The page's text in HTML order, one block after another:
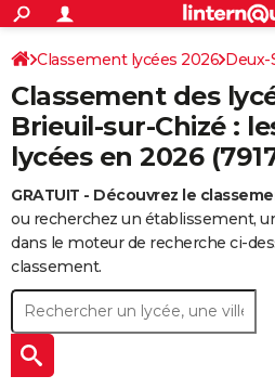
ACTUALITÉS
Politique
Société
Faits Divers
Education
Monde
Villes
+
SPORT
Coupe du monde 2026
Football
Tennis
Cyclisme
Rugby
Forum
CULTURE
Programme TV
TNT
Streaming
Cinéma
Sorties cinéma
Musique
+FINANCE
Retraite
Impôts
Epargne
Immobilier
Risques naturels par ville
Banque
Assurance
Crédit
AUTO
Essais
Réserver un essai
Citadines
Berlines
SUV
Forum auto
+
HIGH-TECH
BRICOLAGE
Forum
Aménagement intérieur
Extérieur
Cuisine
Salle de bains
Jardinage
Rangement
+WEEK-END
Guides de France
Escapades
Patrimoine
Expositions
Musées
Week-end nature
+
LIFESTYLE
Classement lycées 2026 Deux-
Classement des
Brieuil-sur-Chizé :
lycées en 2026
GRATUIT - Découvrez le
ou recherchez un établissement,
dans le moteur de recherche ci-
classement.